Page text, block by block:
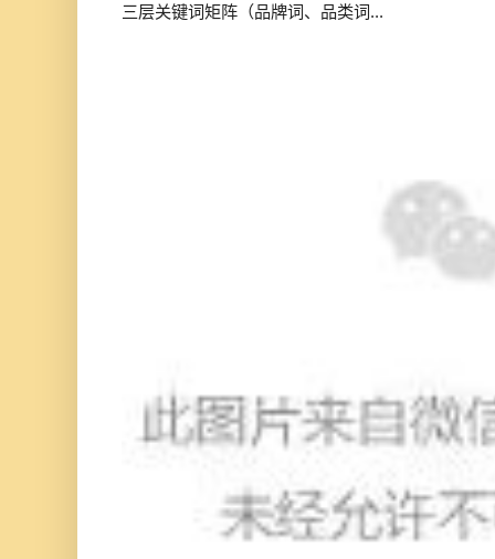
三层关键词矩阵（品牌词、品类词...